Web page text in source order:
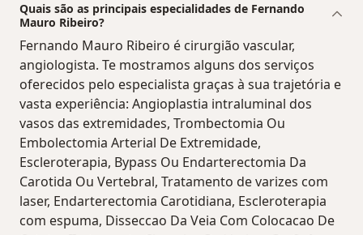
Quais são as principais especialidades de Fernando
Mauro Ribeiro?
Fernando Mauro Ribeiro é cirurgião vascular,
angiologista. Te mostramos alguns dos serviços
oferecidos pelo especialista graças à sua trajetória e
vasta experiência: Angioplastia intraluminal dos
vasos das extremidades, Trombectomia Ou
Embolectomia Arterial De Extremidade,
Escleroterapia, Bypass Ou Endarterectomia Da
Carotida Ou Vertebral, Tratamento de varizes com
laser, Endarterectomia Carotidiana, Escleroterapia
com espuma, Disseccao Da Veia Com Colocacao De